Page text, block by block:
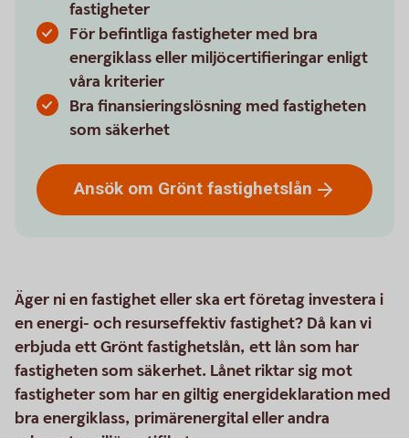
fastigheter
För befintliga fastigheter med bra
energiklass eller miljöcertifieringar enligt
våra kriterier
Bra finansieringslösning med fastigheten
som säkerhet
Ansök om Grönt fastighetslån
Äger ni en fastighet eller ska ert företag investera i
en energi- och resurseffektiv fastighet? Då kan vi
erbjuda ett Grönt fastighetslån, ett lån som har
fastigheten som säkerhet. Lånet riktar sig mot
fastigheter som har en giltig energideklaration med
bra energiklass, primärenergital eller andra